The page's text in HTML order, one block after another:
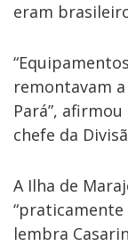
eram
remontavam
Pará”,
chefe da
A Ilha de
“praticamente
lembra